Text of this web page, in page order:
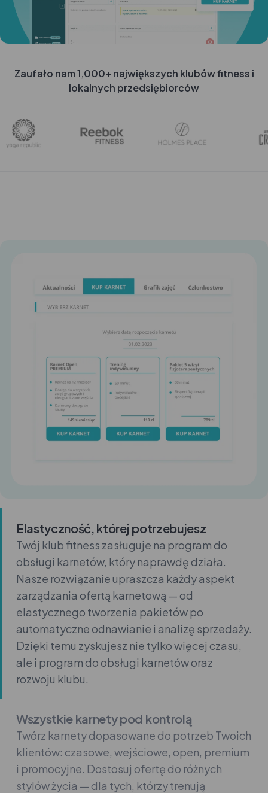
Zaufało nam 1,000+ największych klubów fitness i
lokalnych przedsiębiorców
Elastyczność, której potrzebujesz
Twój klub fitness zasługuje na program do
obsługi karnetów, który naprawdę działa.
Nasze rozwiązanie upraszcza każdy aspekt
zarządzania ofertą karnetową — od
elastycznego tworzenia pakietów po
automatyczne odnawianie i analizę sprzedaży.
Dzięki temu zyskujesz nie tylko więcej czasu,
ale i program do obsługi karnetów oraz
rozwoju klubu.
Wszystkie karnety pod kontrolą
Twórz karnety dopasowane do potrzeb Twoich
klientów: czasowe, wejściowe, open, premium
i promocyjne. Dostosuj ofertę do różnych
stylów życia — dla tych, którzy trenują